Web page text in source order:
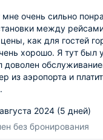
очень сильно
между
как для гостей
хорошо. Я тут был
доволен
из аэропорта и
2024 (5 дней)
без бронирования